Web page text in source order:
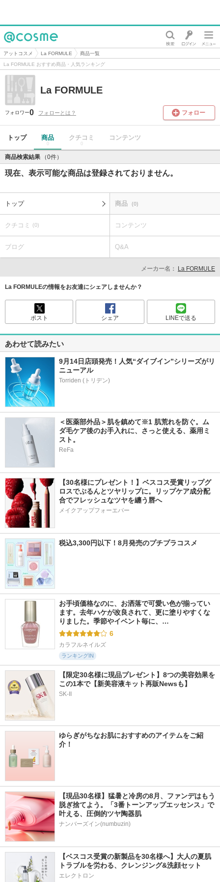
@cosme
アットコスメ La FORMULE
商品一覧
La FORMULE おすすめ商品・人気ランキング
La FORMULE
フォロワー0 フォローとは？ フォロー
トップ 商品
0
クチコミ
0
コンテンツ
商品検索結果 （0件）
現在、表示可能な商品は登録されておりません。
トップ 商品 (0)
クチコミ (0) コンテンツ
ブログ Q&A
メーカー名： La FORMULE
La FORMULEの情報をお友達にシェアしませんか？
ポスト シェア LINEで送る
あわせて読みたい
9月14日店頭発売！人気“ダイブイン”シリーズがリ
ニューアル
＜医薬部外品＞肌を鎮めて※1 肌荒れを防ぐ。ム
ダ毛ケア後のお手入れに、さっと使える、薬用ミ
スト。
ReFa
【30名様にプレゼント！】ベスコス受賞リップグ
ロスでぷるんとツヤリップに。リップケア成分配
合でフレッシュなツヤを纏う唇へ
メイクアップフォーエバー
税込3,300円以下！8月発売のプチプラコスメ
お手頃価格なのに、お洒落で可愛い色が揃ってい
ます。去年ハケが改良されて、更に塗りやすくな
りました。季節やイベント毎に、…
6
カラフルネイルズ
ランキングIN
【限定30名様に現品プレゼント】8つの美容効果を
この1本で【新美容液キット再販Newsも】
SK-II
ゆらぎがちなお肌におすすめのアイテムをご紹
介！
【現品30名様】猛暑と冷房の8月、ファンデはもう
脱ぎ捨てよう。「3番トーンアップエッセンス」で
叶える、圧倒的ツヤ陶器肌
ナンバーズイン(numbuzin)
【ベスコス受賞の新製品を30名様へ】大人の夏肌
トラブルを労わる、クレンジング&洗顔セット
エレクトロン